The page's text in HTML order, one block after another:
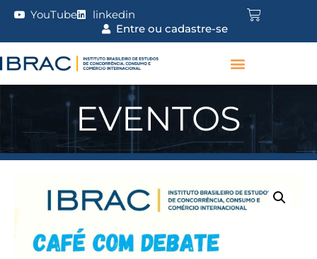
YouTube
linkedin
Entre ou cadastre-se
EVENTOS